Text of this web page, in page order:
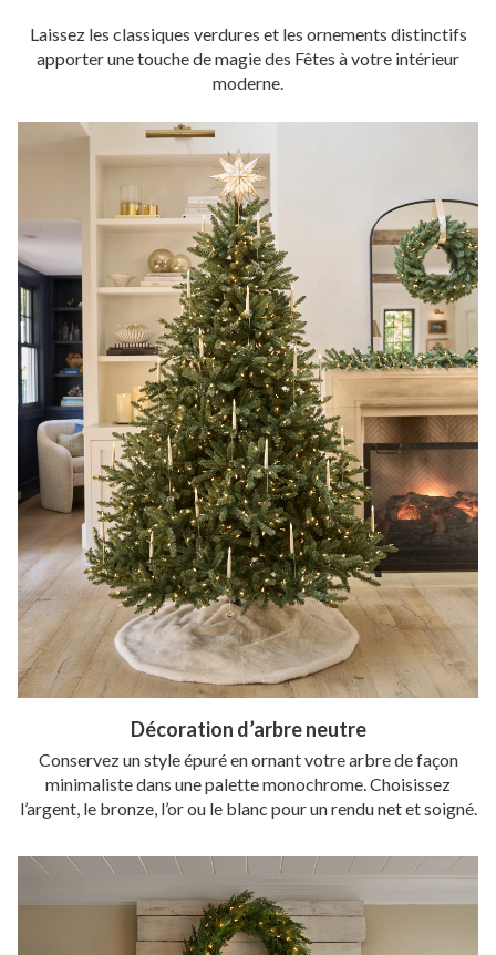
Laissez les classiques verdures et les ornements distinctifs
apporter une touche de magie des Fêtes à votre intérieur
moderne.
Décoration d’arbre neutre
Conservez un style épuré en ornant votre arbre de façon
minimaliste dans une palette monochrome. Choisissez
l’argent, le bronze, l’or ou le blanc pour un rendu net et soigné.